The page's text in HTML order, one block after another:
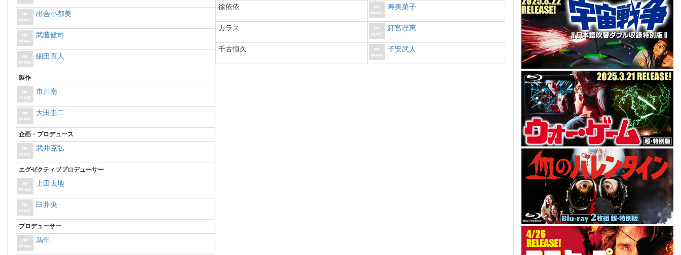
出合小都美
武藤健司
細田直人
製作
市川南
大田圭二
企画・プロデュース
武井克弘
エグゼクティブプロデューサー
上田太地
臼井央
プロデューサー
馮年
徐依依 寿美菜子
カラス 釘宮理恵
千古恒久 子安武人